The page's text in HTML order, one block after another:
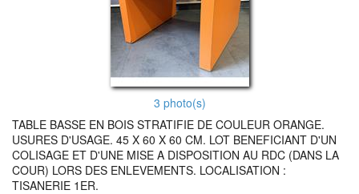
3 photo(s)
TABLE BASSE EN BOIS STRATIFIE DE COULEUR ORANGE.
USURES D'USAGE. 45 X 60 X 60 CM. LOT BENEFICIANT D'UN
COLISAGE ET D'UNE MISE A DISPOSITION AU RDC (DANS LA
COUR) LORS DES ENLEVEMENTS. LOCALISATION :
TISANERIE 1ER.